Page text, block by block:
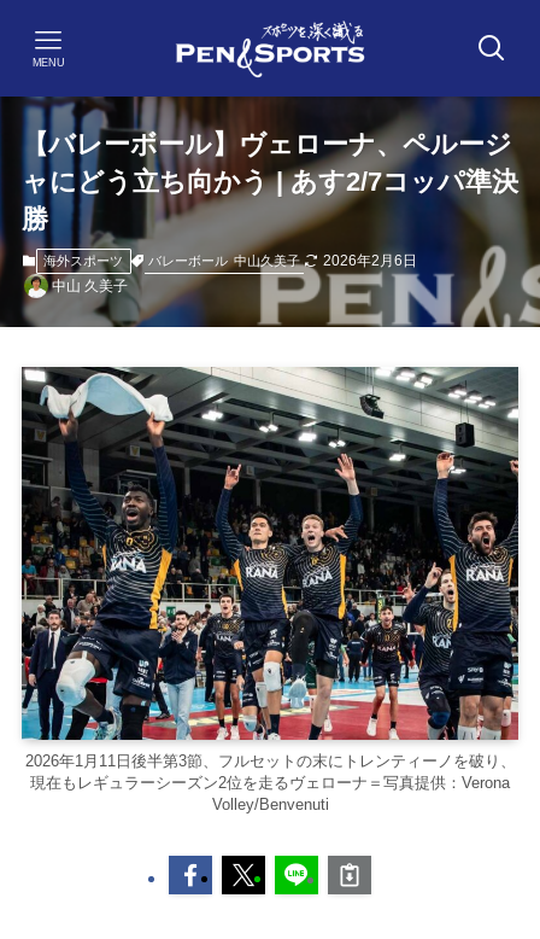
MENU
【バレーボール】ヴェローナ、ペルージ
ャにどう立ち向かう | あす2/7コッパ準決
勝
海外スポーツ バレーボール 中山久美子
2026年2月6日
中山 久美子
2026年1月11日後半第3節、フルセットの末にトレンティーノを破り、
現在もレギュラーシーズン2位を走るヴェローナ＝写真提供：Verona
Volley/Benvenuti